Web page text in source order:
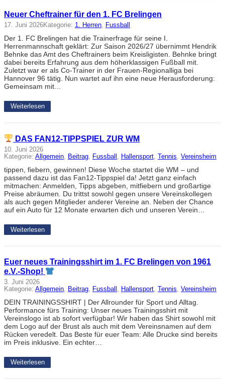
Neuer Cheftrainer für den 1. FC Brelingen
17. Juni 2026Kategorie: 1. Herren, Fussball
Der 1. FC Brelingen hat die Trainerfrage für seine I.
Herrenmannschaft geklärt: Zur Saison 2026/27 übernimmt Hendrik
Behnke das Amt des Cheftrainers beim Kreisligisten. Behnke bringt
dabei bereits Erfahrung aus dem höherklassigen Fußball mit.
Zuletzt war er als Co-Trainer in der Frauen-Regionalliga bei
Hannover 96 tätig. Nun wartet auf ihn eine neue Herausforderung:
Gemeinsam mit…
Weiterlesen
DAS FAN12-TIPPSPIEL ZUR WM
10. Juni 2026
Kategorie: Allgemein, Beitrag, Fussball , Hallensport, Tennis, Vereinsheim
tippen, fiebern, gewinnen! Diese Woche startet die WM – und
passend dazu ist das Fan12-Tippspiel da! Jetzt ganz einfach
mitmachen: Anmelden, Tipps abgeben, mitfiebern und großartige
Preise abräumen. Du trittst sowohl gegen unsere Vereinskollegen
als auch gegen Mitglieder anderer Vereine an. Neben der Chance
auf ein Auto für 12 Monate erwarten dich und unseren Verein…
Weiterlesen
Euer neues Trainingsshirt im 1. FC Brelingen von 1961
e.V.-Shop!
3. Juni 2026
Kategorie: Allgemein, Beitrag, Fussball , Hallensport, Tennis, Vereinsheim
DEIN TRAININGSSHIRT | Der Allrounder für Sport und Alltag.
Performance fürs Training: Unser neues Trainingsshirt mit
Vereinslogo ist ab sofort verfügbar! Wir haben das Shirt sowohl mit
dem Logo auf der Brust als auch mit dem Vereinsnamen auf dem
Rücken veredelt. Das Beste für euer Team: Alle Drucke sind bereits
im Preis inklusive. Ein echter…
Weiterlesen